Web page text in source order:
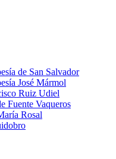
de San Salvador
José Mármol
Ruiz Udiel
Fuente Vaqueros
Rosal